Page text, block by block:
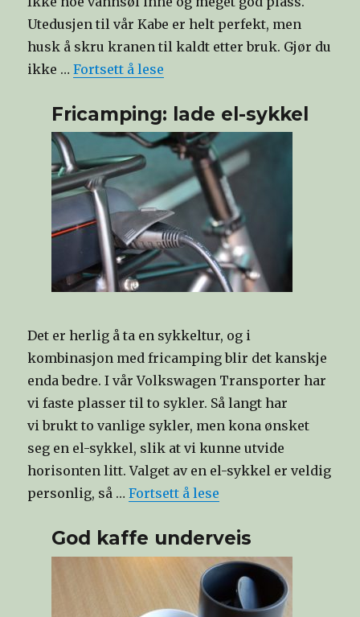
Utedusjen til vår Kabe er helt perfekt, men
husk å skru kranen til kaldt etter bruk. Gjør du
ikke …Fortsett å lese
Fricamping: lade el-sykkel
Det er herlig å ta en sykkeltur, og i
kombinasjon med fricamping blir det kanskje
enda bedre. I vår Volkswagen Transporter har
vi faste plasser til to sykler. Så langt har
vi brukt to vanlige sykler, men kona ønsket
seg en el-sykkel, slik at vi kunne utvide
horisonten litt. Valget av en el-sykkel er veldig
personlig, så …Fortsett å lese
God kaffe underveis